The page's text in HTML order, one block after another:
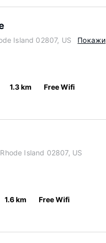
Island 02807, US
Покажи
1.3 km Free Wifi
Island 02807, US
1.6 km Free Wifi